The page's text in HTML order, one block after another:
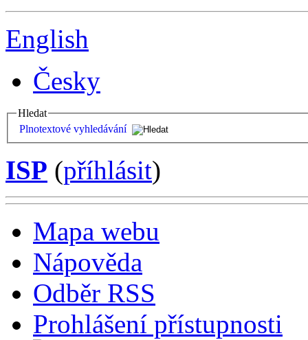
English
Česky
Hledat
Plnotextové vyhledávání
ISP (příhlásit)
Mapa webu
Nápověda
Odběr RSS
Prohlášení přístupnosti